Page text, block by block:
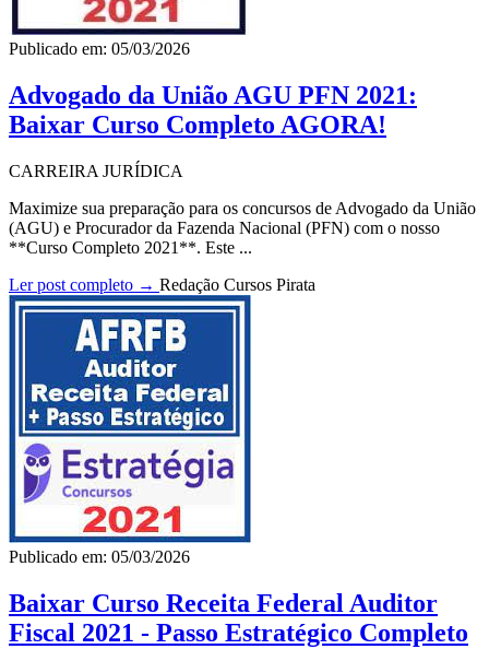
Publicado em: 05/03/2026
Advogado da União AGU PFN 2021:
Baixar Curso Completo AGORA!
CARREIRA JURÍDICA
Maximize sua preparação para os concursos de Advogado da União
(AGU) e Procurador da Fazenda Nacional (PFN) com o nosso
**Curso Completo 2021**. Este ...
Ler post completo → Redação Cursos Pirata
Publicado em: 05/03/2026
Baixar Curso Receita Federal Auditor
Fiscal 2021 - Passo Estratégico Completo